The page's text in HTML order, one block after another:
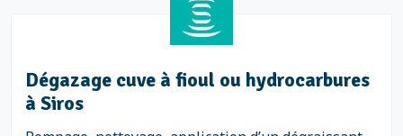
Dégazage cuve à fioul ou hydrocarbures
à Siros